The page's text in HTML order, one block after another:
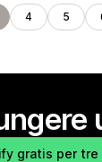
4 5
gratis per tre